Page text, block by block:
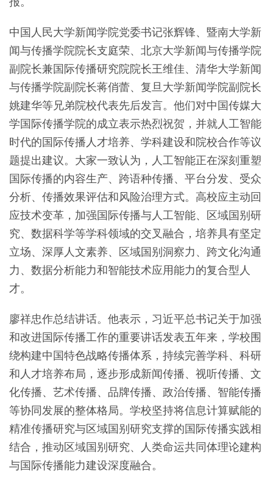
中国人民大学新闻学院党委书记张辉锋、暨南大学新
闻与传播学院院长支庭荣、北京大学新闻与传播学院
副院长兼国际传播研究院院长王维佳、清华大学新闻
与传播学院副院长蒋俏蕾、复旦大学新闻学院副院长
姚建华等兄弟院校代表先后发言。他们对中国传媒大
学国际传播学院的成立表示热烈祝贺，并就人工智能
时代的国际传播人才培养、学科建设和院校合作等议
题提出建议。大家一致认为，人工智能正在深刻重塑
国际传播的内容生产、跨语种传播、平台分发、受众
分析、传播效果评估和风险治理方式。高校应主动回
应技术变革，加强国际传播与人工智能、区域国别研
究、数据科学等学科领域的交叉融合，培养具有坚定
立场、深厚人文素养、区域国别洞察力、跨文化沟通
力、数据分析能力和智能技术应用能力的复合型人
才。
廖祥忠作总结讲话。他表示，习近平总书记关于加强
和改进国际传播工作的重要讲话发表五年来，学校围
绕构建中国特色战略传播体系，持续完善学科、科研
和人才培养布局，逐步形成新闻传播、视听传播、文
化传播、艺术传播、品牌传播、政治传播、智能传播
等协同发展的整体格局。学校坚持将信息计算赋能的
精准传播研究与区域国别研究支撑的国际传播实践相
结合，推动区域国别研究、人类命运共同体理论建构
与国际传播能力建设深度融合。